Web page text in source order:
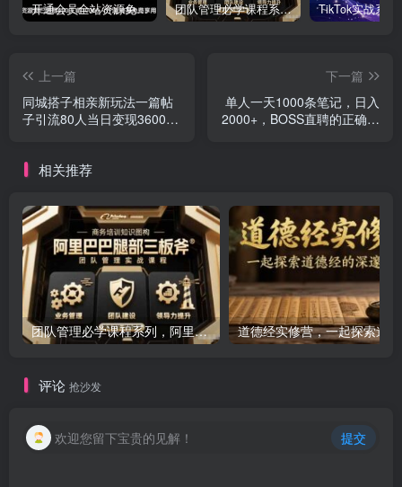
开通会员全站资源免费下载 开通VIP会员 HY资源库 团队管理必学课程系列，阿里巴巴“腿部三板斧”
上一篇
同城搭子相亲新玩法一篇帖
子引流80人当日变现3600元
下一篇
单人一天1000条笔记，日入
2000+，BOSS直聘的正确玩
相关推荐
团队管理必学课程系列，阿里巴巴“腿部三板斧”
评论 抢沙发
欢迎您留下宝贵的见解！ 提交